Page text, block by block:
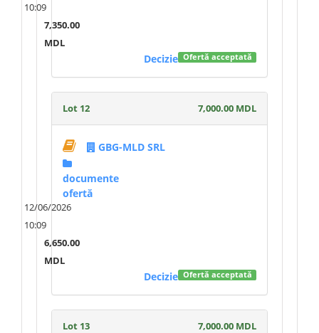
10:09
7,350.00
MDL
Ofertă acceptată
Decizie
Lot 12 7,000.00 MDL
GBG-MLD SRL
documente
ofertă
12/06/2026
10:09
6,650.00
MDL
Ofertă acceptată
Decizie
Lot 13 7,000.00 MDL